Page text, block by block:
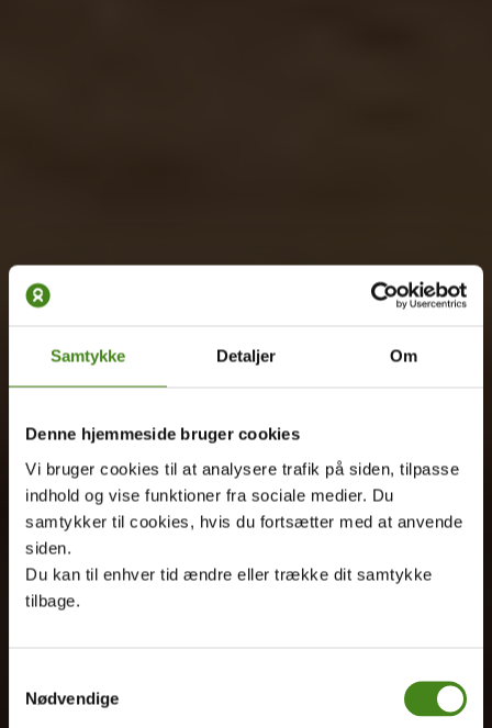
Samtykke Detaljer Om
Denne hjemmeside bruger cookies
Vi bruger cookies til at analysere trafik på siden, tilpasse
indhold og vise funktioner fra sociale medier. Du
samtykker til cookies, hvis du fortsætter med at anvende
siden.
Du kan til enhver tid ændre eller trække dit samtykke
tilbage.
Nødvendige